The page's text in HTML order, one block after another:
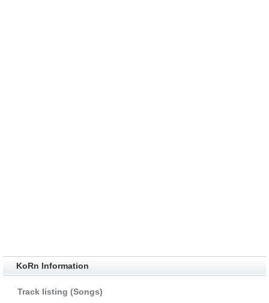
KoRn Information
Track listing (Songs)